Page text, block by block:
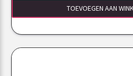
TOEVOEGEN AAN